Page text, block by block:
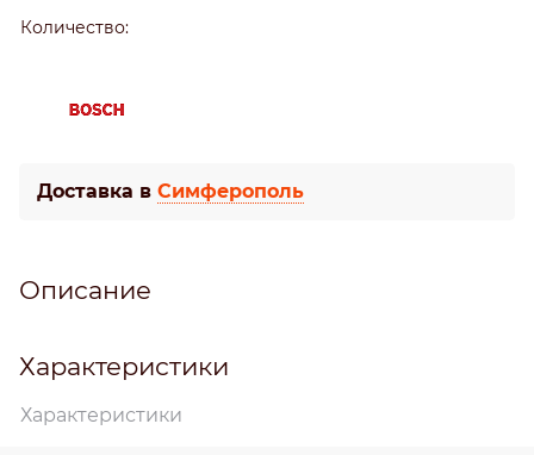
Количество:
Доставка в Симферополь
Описание
Характеристики
Характеристики